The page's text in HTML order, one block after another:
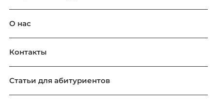
О нас
Контакты
Статьи для абитуриентов